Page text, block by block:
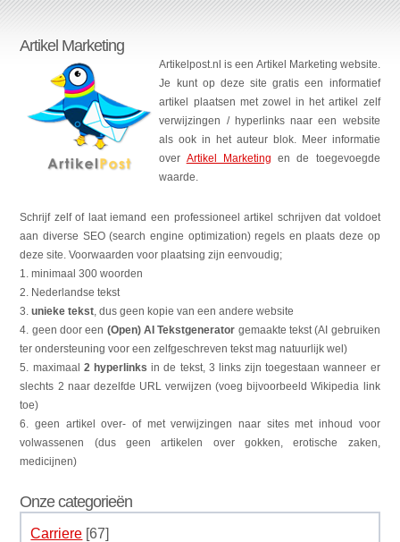
Artikel Marketing
Artikelpost.nl is een Artikel Marketing website.
Je kunt op deze site gratis een informatief
artikel plaatsen met zowel in het artikel zelf
verwijzingen / hyperlinks naar een website
als ook in het auteur blok. Meer informatie
over Artikel Marketing en de toegevoegde
waarde.
Schrijf zelf of laat iemand een professioneel artikel schrijven dat voldoet
aan diverse SEO (search engine optimization) regels en plaats deze op
deze site. Voorwaarden voor plaatsing zijn eenvoudig;
1. minimaal 300 woorden
2. Nederlandse tekst
3.unieke tekst, dus geen kopie van een andere website
4. geen door een (Open) AI Tekstgenerator gemaakte tekst (AI gebruiken
ter ondersteuning voor een zelfgeschreven tekst mag natuurlijk wel)
5. maximaal 2 hyperlinks in de tekst, 3 links zijn toegestaan wanneer er
slechts 2 naar dezelfde URL verwijzen (voeg bijvoorbeeld Wikipedia link
toe)
6. geen artikel over- of met verwijzingen naar sites met inhoud voor
volwassenen (dus geen artikelen over gokken, erotische zaken,
medicijnen)
Onze categorieën
Carriere [67]